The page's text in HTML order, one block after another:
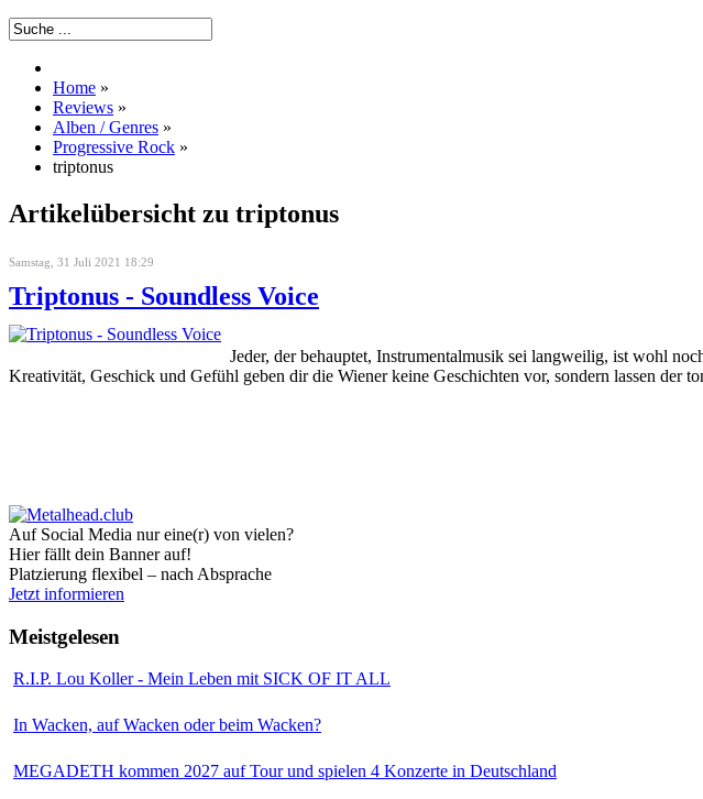
Home »
Reviews »
Alben / Genres »
Progressive Rock »
triptonus
Artikelübersicht zu triptonus
Samstag, 31 Juli 2021 18:29
Triptonus - Soundless Voice
Jeder, der behauptet, Instrumentalmusik sei langweilig, ist wohl
Kreativität, Geschick und Gefühl geben dir die Wiener keine Geschichten vor, sondern lassen der
Auf Social Media nur eine(r) von vielen?
Hier fällt dein Banner auf!
Platzierung flexibel – nach Absprache
Jetzt informieren
Meistgelesen
R.I.P. Lou Koller - Mein Leben mit SICK OF IT ALL
In Wacken, auf Wacken oder beim Wacken?
MEGADETH kommen 2027 auf Tour und spielen 4 Konzerte in Deutschland